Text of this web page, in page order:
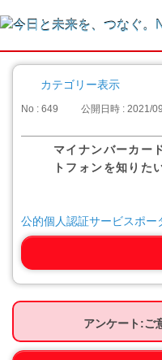
カテゴリー表示
No : 649 公開日時 : 2021/
マイナンバーカー
トフォンを知りた
公的個人認証サービスポー
アンケート:ご